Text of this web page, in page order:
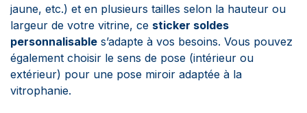
jaune, etc.) et en plusieurs tailles selon la hauteur ou
largeur de votre vitrine, ce sticker soldes
personnalisable s’adapte à vos besoins. Vous pouvez
également choisir le sens de pose (intérieur ou
extérieur) pour une pose miroir adaptée à la
vitrophanie.